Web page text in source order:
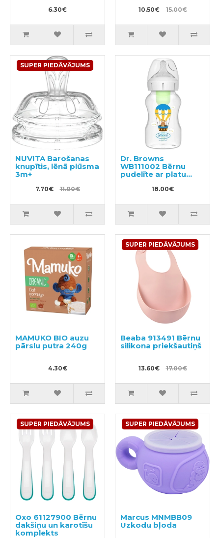
6.30€ 10.50€ 15.00€
SUPER PIEDĀVĀJUMS
NUVITA Barošanas
knupītis, lēnā plūsma
3m+
7.70€ 11.00€
Dr. Browns
WB111002 Bērnu
pudelīte ar platu
kakliņu 330ml
18.00€
MAMUKO BIO auzu
pārslu putra 240g
4.30€
SUPER PIEDĀVĀJUMS
Beaba 913491 Bērnu
silikona priekšautiņš
13.60€ 17.00€
SUPER PIEDĀVĀJUMS
Oxo 61127900 Bērnu
dakšiņu un karotīšu
komplekts
SUPER PIEDĀVĀJUMS
Marcus MNMBB09
Uzkodu bļoda